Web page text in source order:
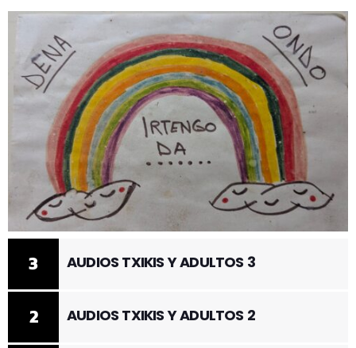
2 AUDIOS TXIKIS Y ADULTOS 2
3 AUDIOS TXIKIS Y ADULTOS 3